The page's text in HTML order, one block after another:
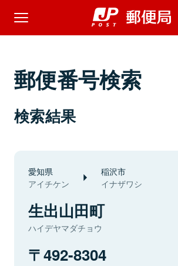
郵便番号検索
検索結果
愛知県
アイチケン
稲沢市
イナザワシ
生出山田町
ハイデヤマダチョウ
492-8304